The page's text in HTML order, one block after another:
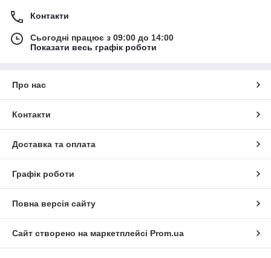
Контакти
Сьогодні працює з 09:00 до 14:00
Показати весь графік роботи
Про нас
Контакти
Доставка та оплата
Графік роботи
Повна версія сайту
Сайт створено на маркетплейсі Prom.ua